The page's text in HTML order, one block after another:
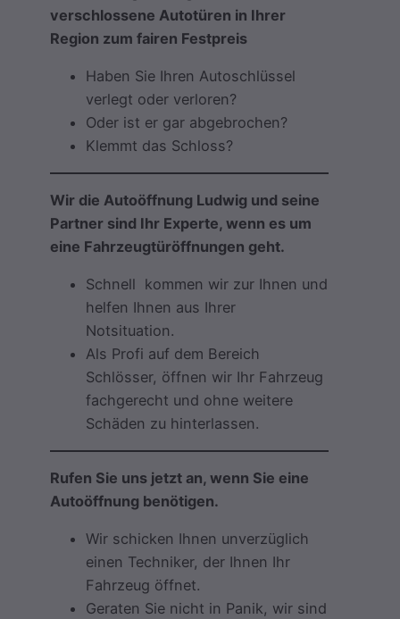
verschlossene Autotüren in Ihrer
Region zum fairen Festpreis
Haben Sie Ihren Autoschlüssel
verlegt oder verloren?
Oder ist er gar abgebrochen?
Klemmt das Schloss?
Wir die Autoöffnung Ludwig und seine
Partner sind Ihr Experte, wenn es um
eine Fahrzeugtüröffnungen geht.
Schnell kommen wir zur Ihnen und
helfen Ihnen aus Ihrer
Notsituation.
Als Profi auf dem Bereich
Schlösser, öffnen wir Ihr Fahrzeug
fachgerecht und ohne weitere
Schäden zu hinterlassen.
Rufen Sie uns jetzt an, wenn Sie eine
Autoöffnung benötigen.
Wir schicken Ihnen unverzüglich
einen Techniker, der Ihnen Ihr
Fahrzeug öffnet.
Geraten Sie nicht in Panik, wir sind